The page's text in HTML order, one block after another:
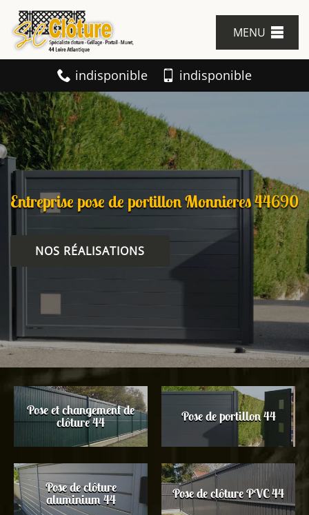
MENU
indisponible indisponible
Entreprise pose de portillon Monnieres 44690
NOS RÉALISATIONS
Pose et changement de
clôture 44 Pose de portillon 44
Pose de clôture
aluminium 44 Pose de clôture PVC 44